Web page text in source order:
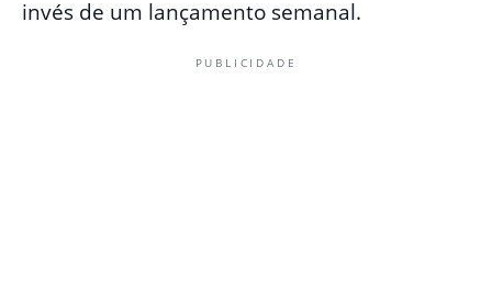
invés de um lançamento semanal.
PUBLICIDADE